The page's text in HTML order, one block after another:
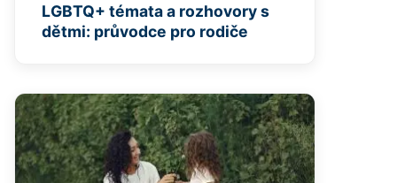
LGBTQ+ témata a rozhovory s
dětmi: průvodce pro rodiče